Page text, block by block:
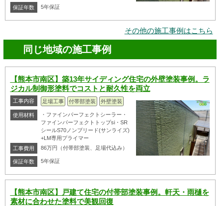
保証年数 5年保証
その他の施工事例はこちら
同じ地域の施工事例
【熊本市南区】築13年サイディング住宅の外壁塗装事例。ラ
ジカル制御形塗料でコストと耐久性を両立
工事内容 足場工事 付帯部塗装 外壁塗装
使用材料
・ファインパーフェクトシーラー・
ファインパーフェクトトップsi・SR
シールS70ノンブリード(サンライズ)
+LM専用プライマー
工事費用
86万円（付帯部塗装、足場代込み）
保証年数 5年保証
【熊本市南区】戸建て住宅の付帯部塗装事例。軒天・雨樋を
素材に合わせた塗料で美観回復